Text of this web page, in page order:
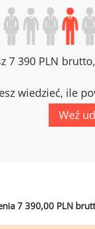
7 390 PLN
wiedzieć, ile
Weź
7 390,00 PLN